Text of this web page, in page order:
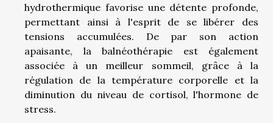
hydrothermique favorise une détente profonde,
permettant ainsi à l'esprit de se libérer des
tensions accumulées. De par son action
apaisante, la balnéothérapie est également
associée à un meilleur sommeil, grâce à la
régulation de la température corporelle et la
diminution du niveau de cortisol, l'hormone de
stress.